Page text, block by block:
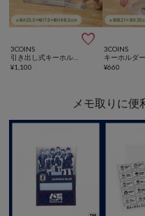

3COINS
¥1,100
3COINS
¥660
メモ取りに便